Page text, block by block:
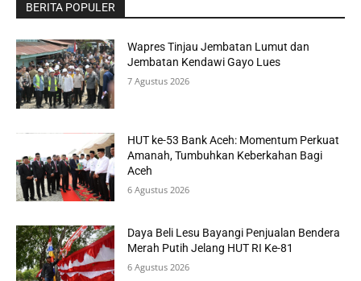
BERITA POPULER
Wapres Tinjau Jembatan Lumut dan
Jembatan Kendawi Gayo Lues
7 Agustus 2026
HUT ke-53 Bank Aceh: Momentum Perkuat
Amanah, Tumbuhkan Keberkahan Bagi
Aceh
6 Agustus 2026
Daya Beli Lesu Bayangi Penjualan Bendera
Merah Putih Jelang HUT RI Ke-81
6 Agustus 2026